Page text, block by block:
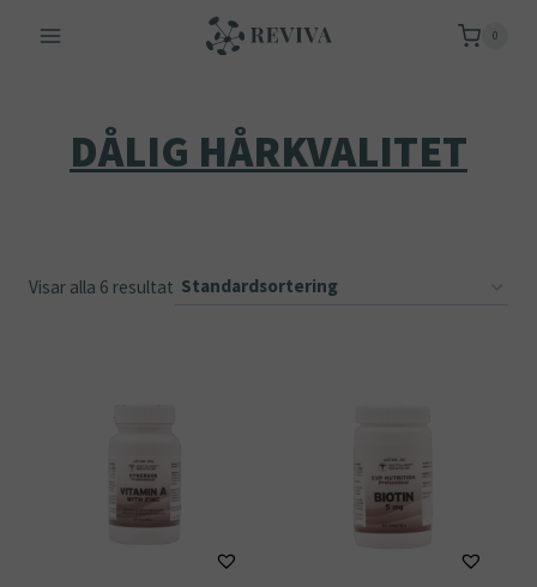
0
DÅLIG HÅRKVALITET
Visar alla 6 resultat